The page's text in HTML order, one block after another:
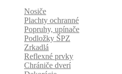
Nosiče
Plachty ochranné
Popruhy, upínače
Podložky ŠPZ
Zrkadlá
Reflexné prvky
Chrániče dverí